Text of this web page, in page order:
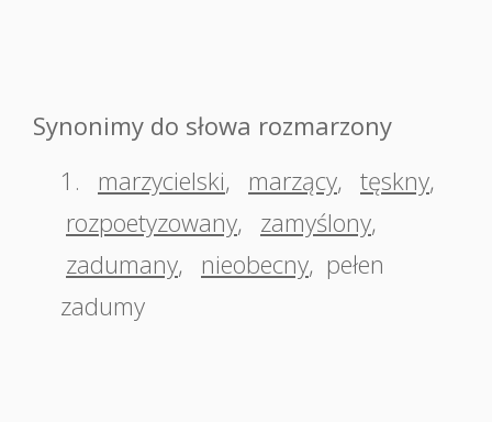
Synonimy do słowa rozmarzony
1.
marzycielski, marzący, tęskny,
rozpoetyzowany, zamyślony,
zadumany, nieobecny, pełen
zadumy